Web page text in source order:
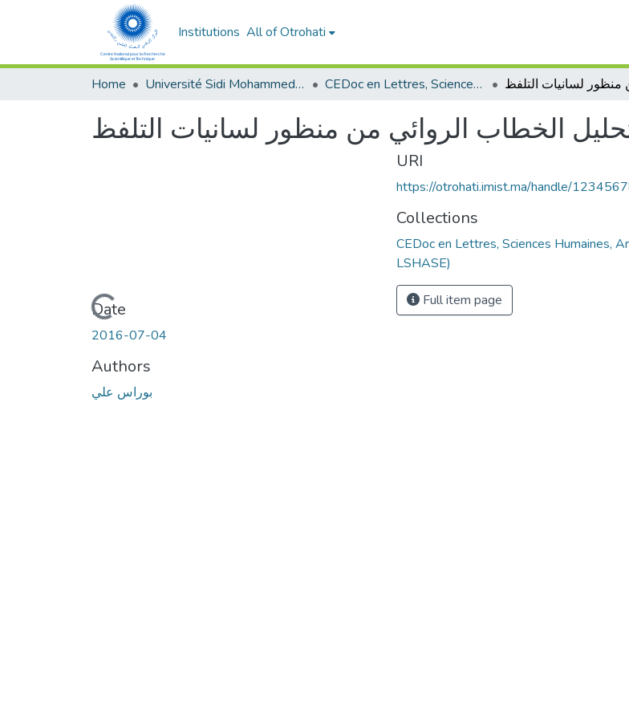
Institutions All of Otrohati
Home Université Sidi Mohammed Ben Abdellah - Fès CEDoc en Lettres, Sciences Humaines, Arts et Sciences de l’Education (CED - LSHASE)
الخطاب الروائي من منظور لسانيات التلفظ
Loading...
Date
2016-07-04
Authors
بوراس علي
URI
https://otrohati.imist.ma/handle/
Collections
CEDoc en Lettres, Sciences Humaines,
LSHASE)
Full item page